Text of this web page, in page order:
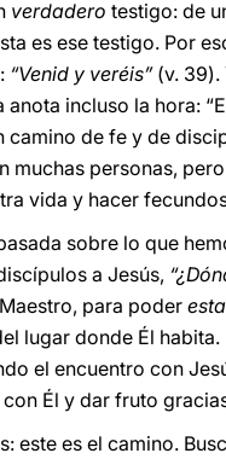
verdadero testigo: de
es ese testigo. Por
“Venid y veréis”(v. 39).
incluso la hora:
camino de fe y de
personas,
vida y hacer
sobre lo que
a Jesús,
para poder
lugar donde Él
el encuentro con
Él y dar fruto
este es el camino.